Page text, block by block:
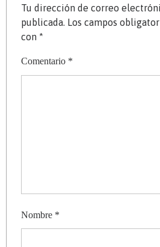
Tu dirección de correo
publicada. Los campos
con *
Comentario *
Nombre *